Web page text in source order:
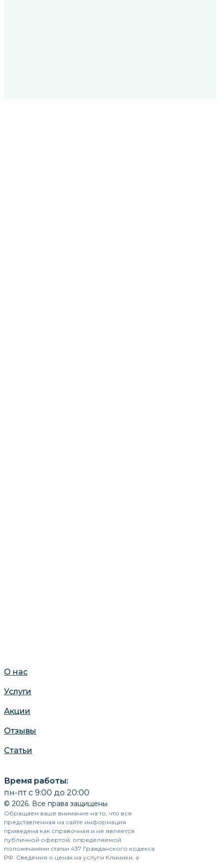
О нас
Услуги
Акции
Отзывы
Статьи
Время работы:
пн-пт с 9:00 до 20:00
© 2026. Все права защищены
Обращаем ваше внимание на то, что вся
представленная на сайте информация
приведена как справочная и не является
публичной офертой, определяемой
положениями статьи 437 Гражданского кодекса
РФ. Сведения о ценах на услуги Клиники, а